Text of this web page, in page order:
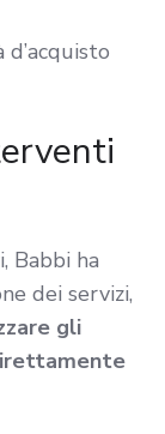
Babbi ha
dei servizi,
gli